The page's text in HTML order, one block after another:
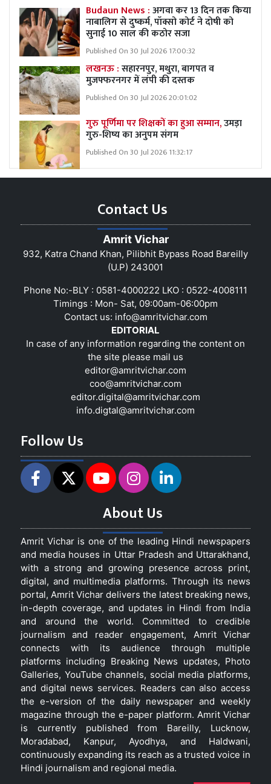
Budaun News :अगवा कर 13 दिन तक किया
नाबालिग से दुष्कर्म, पॉक्सो कोर्ट ने दोषी को
सुनाई 10 साल की कठोर सजा
Published On 30 Jul 2026 17:00:32
लखनऊ :सहारनपुर, मथुरा, बागपत व
मुजफ्फरनगर में लंपी की दस्तक
Published On 30 Jul 2026 20:01:02
गुरु पूर्णिमा पर शिक्षकों का हुआ सम्मान,उमड़ा
गुरु-शिष्य का अनुपम संगम
Published On 30 Jul 2026 11:32:17
Contact Us
Amrit Vichar
932, Katra Chand Khan, Pilibhit Bypass Road Bareilly
(U.P) 243001
Phone No:-BLY : 0581-4000222 LKO : 0522-4008111
Timings : Mon- Sat, 09:00am-06:00pm
Contact us: info@amritvichar.com
EDITORIAL
In case of any information regarding the content on
the site please mail us
editor@amritvichar.com
coo@amritvichar.com
editor.digital@amritvichar.com
info.digtal@amritvichar.com
Follow Us
About Us
Amrit Vichar is one of the leading Hindi newspapers
and media houses in Uttar Pradesh and Uttarakhand,
with a strong and growing presence across print,
digital, and multimedia platforms. Through its news
portal, Amrit Vichar delivers the latest breaking news,
in-depth coverage, and updates in Hindi from India
and around the world. Committed to credible
journalism and reader engagement, Amrit Vichar
connects with its audience through multiple
platforms including Breaking News updates, Photo
Galleries, YouTube channels, social media platforms,
and digital news services. Readers can also access
the e-version of the daily newspaper and weekly
magazine through the e-paper platform. Amrit Vichar
is currently published from Bareilly, Lucknow,
Moradabad, Kanpur, Ayodhya, and Haldwani,
continuously expanding its reach as a trusted voice in
Hindi journalism and regional media.